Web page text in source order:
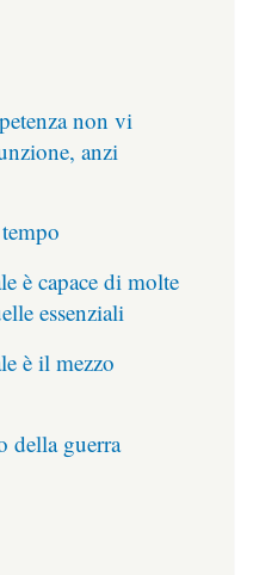
non vi
anzi
è capace di molte
essenziali
è il mezzo
della guerra